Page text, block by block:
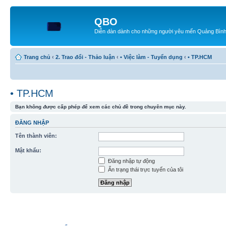
QBO
Diễn đàn dành cho những người yêu mến Quảng Bình
Trang chủ ‹ 2. Trao đổi - Thảo luận ‹ • Việc làm - Tuyển dụng ‹ • TP.HCM
• TP.HCM
Bạn không được cấp phép để xem các chủ đề trong chuyên mục này.
ĐĂNG NHẬP
Tên thành viên:
Mật khẩu:
Đăng nhập tự động
Ẩn trạng thái trực tuyến của tôi